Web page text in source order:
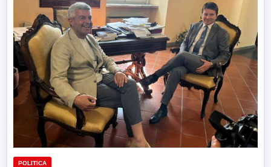
POLITICA